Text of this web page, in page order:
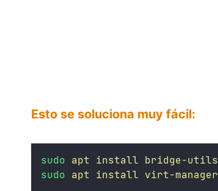
Esto se soluciona muy fácil:
sudo apt install bridge-utils
sudo apt install virt-manager